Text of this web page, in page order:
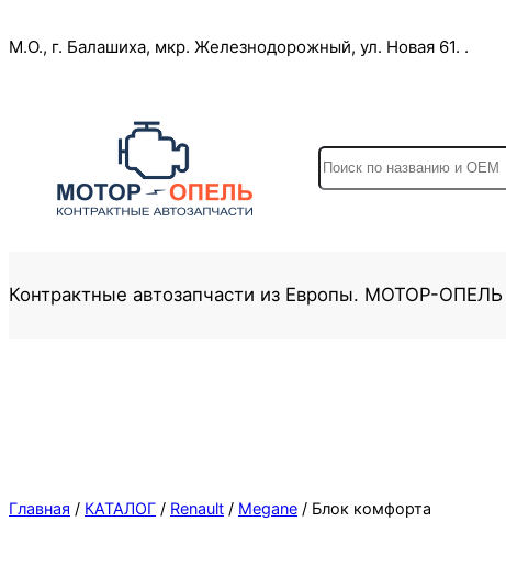
к
М.О., г. Балашиха, мкр. Железнодорожный, ул. Новая 61. .
S
e
h
Контрактные автозапчасти из Европы. МОТОР-ОПЕЛЬ
Главная / КАТАЛОГ / Renault / Megane / Блок комфорта